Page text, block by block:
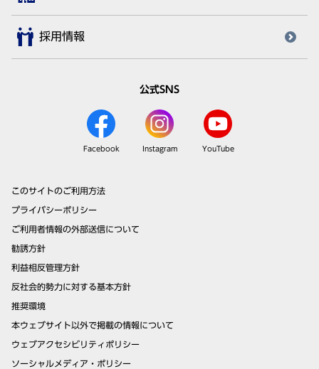
採用情報
公式SNS
Facebook Instagram YouTube
このサイトのご利用方法
プライバシーポリシー
ご利用者情報の外部送信について
勧誘方針
利益相反管理方針
反社会的勢力に対する基本方針
推奨環境
本ウェブサイト以外で掲載の情報について
ウェブアクセシビリティポリシー
ソーシャルメディア・ポリシー